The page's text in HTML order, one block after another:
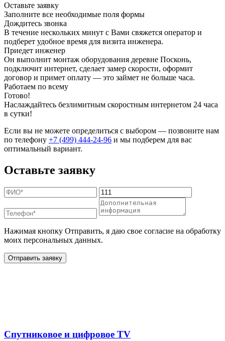
Оставьте заявку
Заполните все необходимые поля формы
Дождитесь звонка
В течение нескольких минут с Вами свяжется оператор и
подберет удобное время для визита инженера.
Приедет инженер
Он выполнит монтаж оборудования деревне Посконь,
подключит интернет, сделает замер скорости, оформит
договор и примет оплату — это займет не больше часа.
Работаем по всему
Готово!
Наслаждайтесь безлимитным скоростным интернетом 24 часа
в сутки!
Если вы не можете определиться с выбором — позвоните нам
по телефону +7 (499) 444-24-96 и мы подберем для вас
оптимальный вариант.
Оставьте заявку
Нажимая кнопку Отправить, я даю свое согласие на обработку
моих персональных данных.
Отправить заявку
Спутниковое и цифровое TV